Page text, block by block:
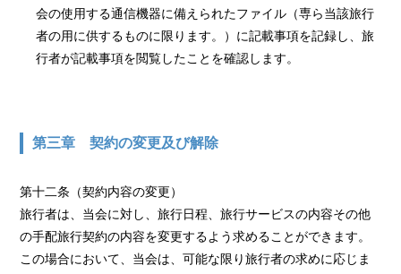
会の使用する通信機器に備えられたファイル（専ら当該旅行
者の用に供するものに限ります。）に記載事項を記録し、旅
行者が記載事項を閲覧したことを確認します。
第三章 契約の変更及び解除
第十二条（契約内容の変更）
旅行者は、当会に対し、旅行日程、旅行サービスの内容その他
の手配旅行契約の内容を変更するよう求めることができます。
この場合において、当会は、可能な限り旅行者の求めに応じま